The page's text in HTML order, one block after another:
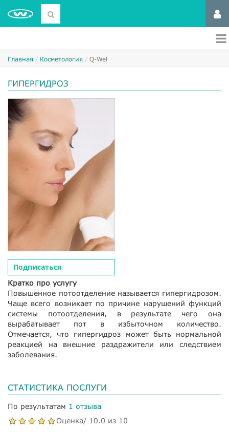
Главная Косметология Q-Wel
ГИПЕРГИДРОЗ
Подписаться
Кратко про услугу
Повышенное потоотделение называется гипергидрозом.
Чаще всего возникает по причине нарушений функций
системы потоотделения, в результате чего она
вырабатывает пот в избыточном количество.
Отмечается, что гипергидроз может быть нормальной
реакцией на внешние раздражители или следствием
заболевания.
СТАТИСТИКА ПОСЛУГИ
По результатам 1 отзыва
Оценка/ 10.0 из 10